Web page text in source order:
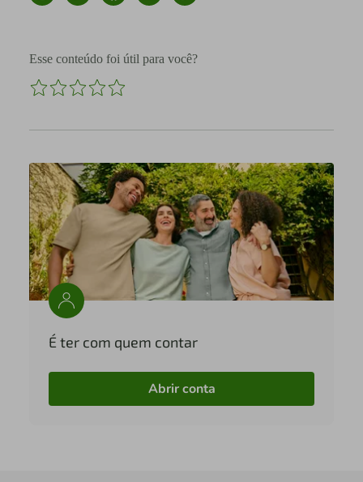
Esse conteúdo foi útil para você?
É ter com quem contar
Abrir conta